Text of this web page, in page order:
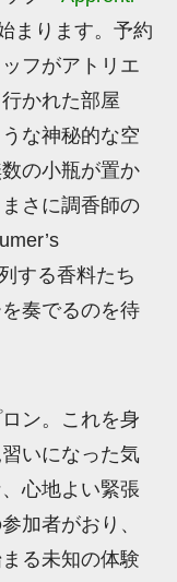
まります。予約
フがアトリエ
かれた部屋
な神秘的な空
の小瓶が置か
さに調香師の
する香料たち
奏でるのを待
ン。これを身
いになった気
心地よい緊張
加者がおり、
る未知の体験